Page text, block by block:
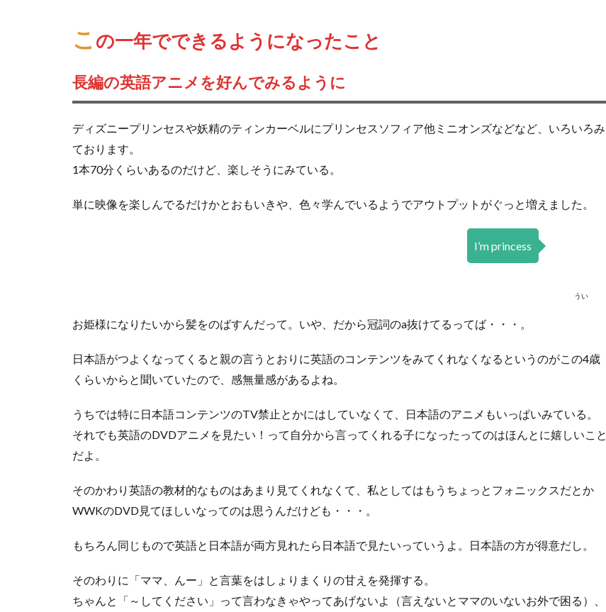
こ の一年でできるようになったこと
長編の英語アニメを好んでみるように
ディズニープリンセスや妖精のティンカーベルにプリンセスソフィア他ミニオンズなどなど、いろいろみ
ております。
1本70分くらいあるのだけど、楽しそうにみている。
単に映像を楽しんでるだけかとおもいきや、色々学んでいるようでアウトプットがぐっと増えました。
うい
I’m princess
お姫様になりたいから髪をのばすんだって。いや、だから冠詞のa抜けてるってば・・・。
日本語がつよくなってくると親の言うとおりに英語のコンテンツをみてくれなくなるというのがこの4歳
くらいからと聞いていたので、感無量感があるよね。
うちでは特に日本語コンテンツのTV禁止とかにはしていなくて、日本語のアニメもいっぱいみている。
それでも英語のDVDアニメを見たい！って自分から言ってくれる子になったってのはほんとに嬉しいこと
だよ。
そのかわり英語の教材的なものはあまり見てくれなくて、私としてはもうちょっとフォニックスだとか
WWKのDVD見てほしいなってのは思うんだけども・・・。
もちろん同じもので英語と日本語が両方見れたら日本語で見たいっていうよ。日本語の方が得意だし。
そのわりに「ママ、んー」と言葉をはしょりまくりの甘えを発揮する。
ちゃんと「～してください」って言わなきゃやってあげないよ（言えないとママのいないお外で困る）、